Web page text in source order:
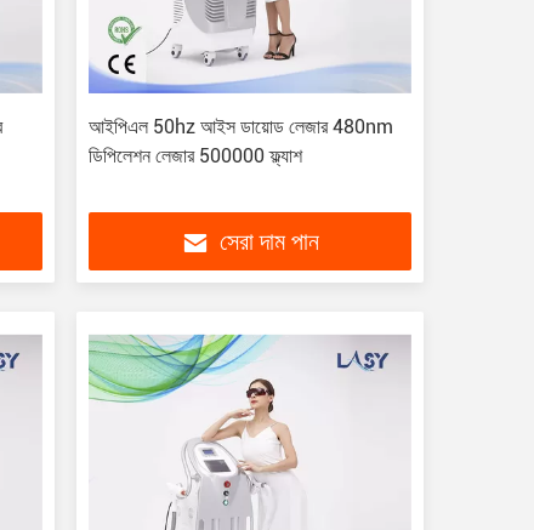
আইপিএল 50hz আইস ডায়োড লেজার 480nm
ডিপিলেশন লেজার 500000 ফ্ল্যাশ
সেরা দাম পান